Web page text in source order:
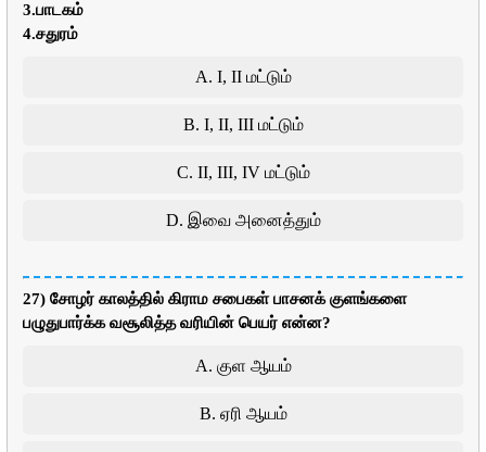
3.பாடகம்
4.சதுரம்
A. I, II மட்டும்
B. I, II, III மட்டும்
C. II, III, IV மட்டும்
D. இவை அனைத்தும்
27) சோழர் காலத்தில் கிராம சபைகள் பாசனக் குளங்களை
பழுதுபார்க்க வசூலித்த வரியின் பெயர் என்ன?
A. குள ஆயம்
B. ஏரி ஆயம்